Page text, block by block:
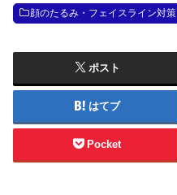
顔のたるみ・フェイスライン対策
ポスト
はてブ
Pocket